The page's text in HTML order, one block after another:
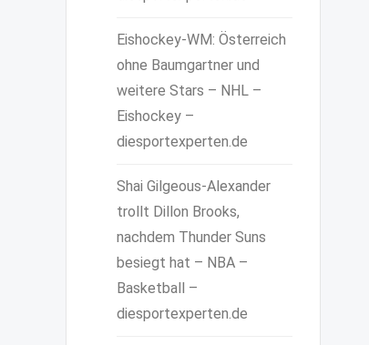
Eishockey-WM: Österreich
ohne Baumgartner und
weitere Stars – NHL –
Eishockey –
diesportexperten.de
Shai Gilgeous-Alexander
trollt Dillon Brooks,
nachdem Thunder Suns
besiegt hat – NBA –
Basketball –
diesportexperten.de